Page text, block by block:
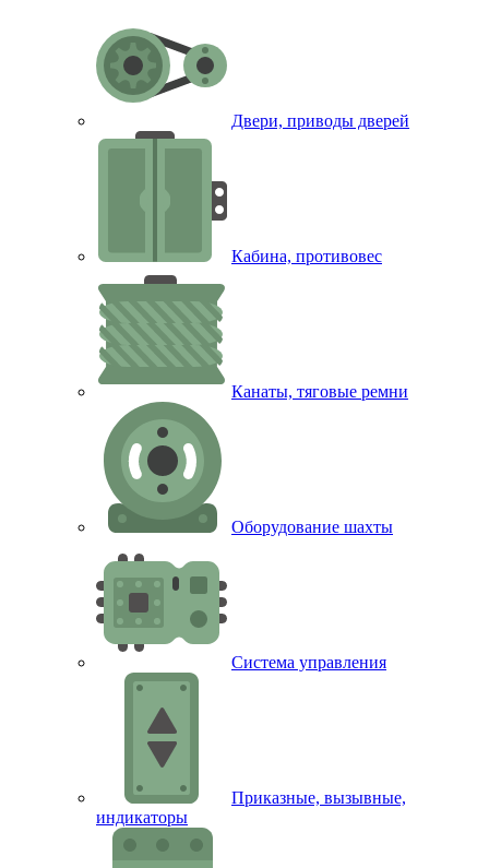
Двери, приводы дверей
Кабина, противовес
Канаты, тяговые ремни
Оборудование шахты
Система управления
Приказные, вызывные,
индикаторы